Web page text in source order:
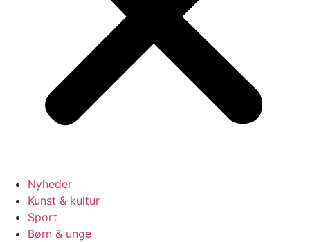
Nyheder
Kunst & kultur
Sport
Børn & unge